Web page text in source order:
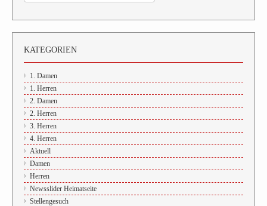
KATEGORIEN
1. Damen
1. Herren
2. Damen
2. Herren
3. Herren
4. Herren
Aktuell
Damen
Herren
Newsslider Heimatseite
Stellengesuch